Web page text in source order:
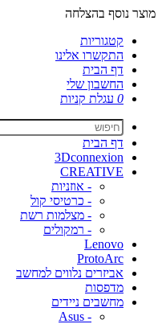
מוצר נוסף בהצלחה
קטגוריות
התקשרו אלינו
דף הבית
החשבון שלי
0 עגלת קניות
דף הבית
3Dconnexion
CREATIVE
- אוזניות
- כרטיסי קול
- מצלמות רשת
- רמקולים
Lenovo
ProtoArc
אביזרים נלווים למחשב
מדפסות
מחשבים ניידים
- Asus